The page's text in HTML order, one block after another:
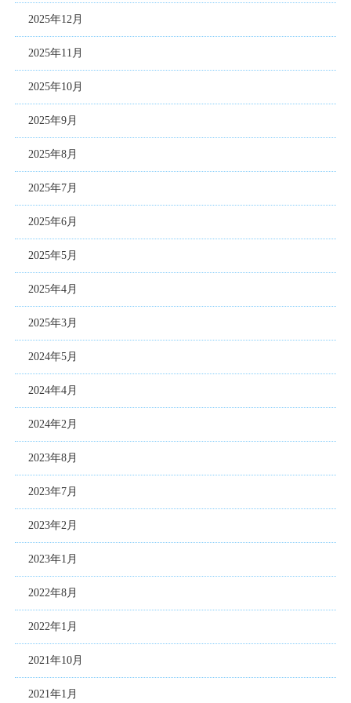
2025年12月
2025年11月
2025年10月
2025年9月
2025年8月
2025年7月
2025年6月
2025年5月
2025年4月
2025年3月
2024年5月
2024年4月
2024年2月
2023年8月
2023年7月
2023年2月
2023年1月
2022年8月
2022年1月
2021年10月
2021年1月